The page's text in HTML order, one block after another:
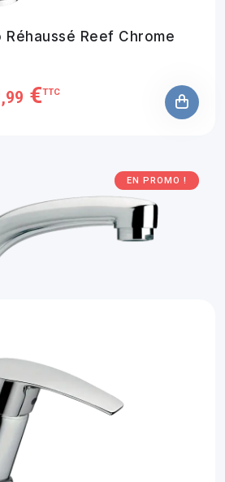
Reef Chrome
,99 €TTC
EN PROMO !